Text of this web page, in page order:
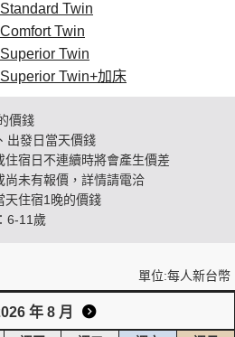
Twin
Twin
Twin
Twin+加床
價錢
出發日當天價錢
宿日不連續時將會產生價差
尚未有報價，詳情請電洽
天住宿1晚的價錢
6-11歲
單位:每人新台幣
年 8 月